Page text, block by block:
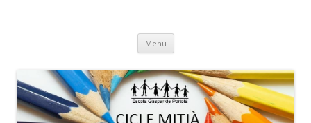
Menu Skip
content